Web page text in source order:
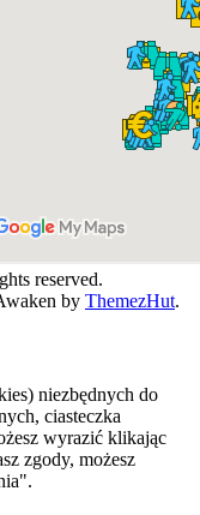
reserved.
by ThemezHut.
niezbędnych do
ciasteczka
wyrazić klikając
zgody, możesz